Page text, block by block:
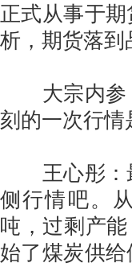
正式从事于
析，期货落到
大宗内参：
刻的一次行情
王心彤：最
侧行情吧。
吨，过剩产
始了煤炭供